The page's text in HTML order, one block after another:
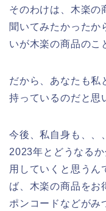
そのわけは、木楽の
聞いてみたかったか
いが木楽の商品のこ
だから、あなたも私
持っているのだと思
今後、私自身も、、
2023年とどうなる
用していくと思うん
ば、木楽の商品をお
ポンコードなどがみ